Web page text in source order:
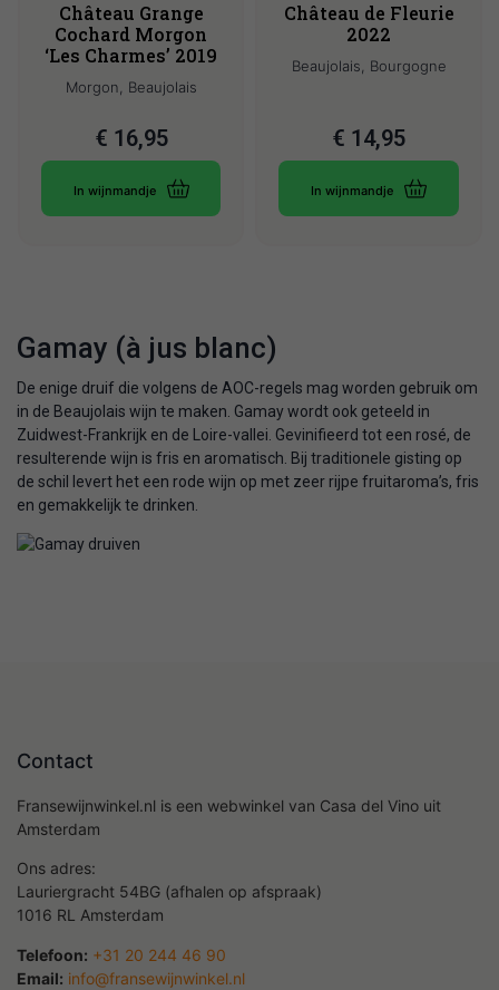
Château Grange
Cochard Morgon
‘Les Charmes’ 2019
Morgon, Beaujolais
€ 16,95
In wijnmandje
Château de Fleurie
2022
Beaujolais, Bourgogne
€ 14,95
In wijnmandje
Gamay (à jus blanc)
De enige druif die volgens de AOC-regels mag worden gebruik om
in de Beaujolais wijn te maken. Gamay wordt ook geteeld in
Zuidwest-Frankrijk en de Loire-vallei. Gevinifieerd tot een rosé, de
resulterende wijn is fris en aromatisch. Bij traditionele gisting op
de schil levert het een rode wijn op met zeer rijpe fruitaroma’s, fris
en gemakkelijk te drinken.
Contact
Fransewijnwinkel.nl is een webwinkel van Casa del Vino uit
Amsterdam
Ons adres:
Lauriergracht 54BG (afhalen op afspraak)
1016 RL Amsterdam
Telefoon: +31 20 244 46 90
Email: info@fransewijnwinkel.nl